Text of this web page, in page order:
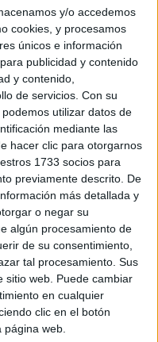
y/o accedemos
cookies, y procesamos
únicos e información
publicidad y contenido
y contenido,
de servicios. Con su
utilizar datos de
mediante las
hacer clic para otorgarnos
1733 socios para
previamente descrito. De
más detallada y
o negar su
algún procesamiento de
de su consentimiento,
tal procesamiento. Sus
sitio web. Puede cambiar
en cualquier
clic en el botón
web.
este tiempo se han
no solo su
de los trámites para
atendiendo así la
esta misma semana
Embarek sin llegar a
fueron encontrados en
que podrían tener
cuyo patrón
mar.
Al Qadr
fase de un regreso